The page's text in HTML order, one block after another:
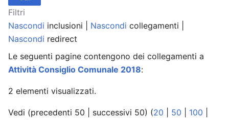
Filtri
Nascondi inclusioni | Nascondi collegamenti |
Nascondi redirect
Le seguenti pagine contengono dei collegamenti a
Attività Consiglio Comunale 2018:
2 elementi visualizzati.
Vedi (precedenti 50 | successivi 50) (20 50 100